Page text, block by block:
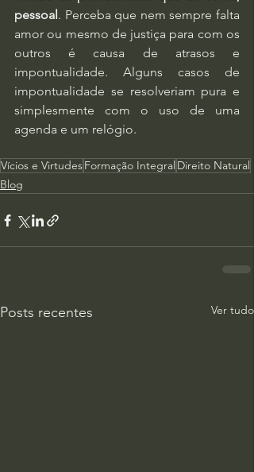
pessoal. Perceba que nem sempre falta
amor ou mesmo de justiça para com os
outros é causa de atrasos e
impontualidade. Alguns casos de
impontualidade se resolveriam pura e
simplesmente com o uso de uma
agenda e um relógio.
Vícios e VirtudesFormação Integral Direito Natural
Blog
Posts recentes Ver tudo